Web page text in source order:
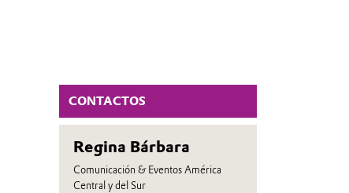
CONTACTOS
Regina Bárbara
Comunicación & Eventos América
Central y del Sur